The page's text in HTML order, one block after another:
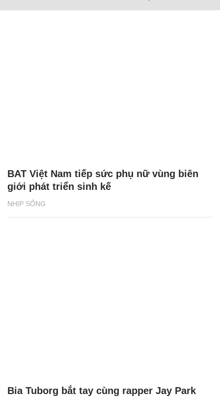
NHỊP SỐNG
BAT Việt Nam tiếp sức phụ nữ vùng biên
giới phát triển sinh kế
Bia Tuborg bắt tay cùng rapper Jay Park